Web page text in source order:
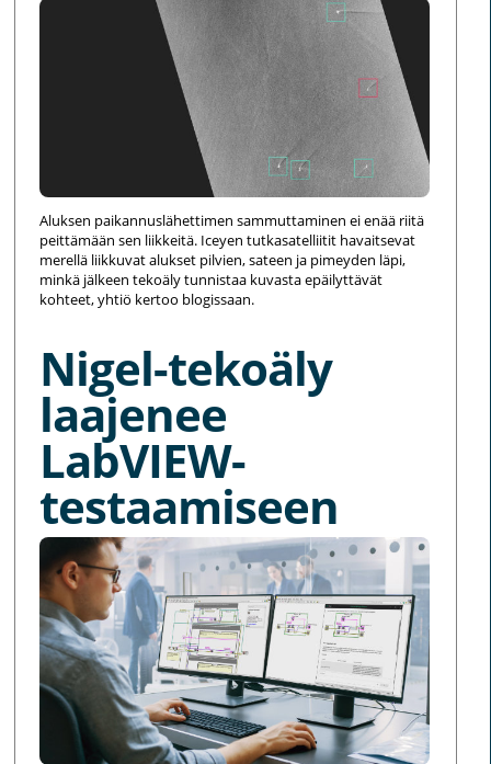
Aluksen paikannuslähettimen sammuttaminen ei enää riitä
peittämään sen liikkeitä. Iceyen tutkasatelliitit havaitsevat
merellä liikkuvat alukset pilvien, sateen ja pimeyden läpi,
minkä jälkeen tekoäly tunnistaa kuvasta epäilyttävät
kohteet, yhtiö kertoo blogissaan.
Nigel-tekoäly
laajenee
LabVIEW-
testaamiseen